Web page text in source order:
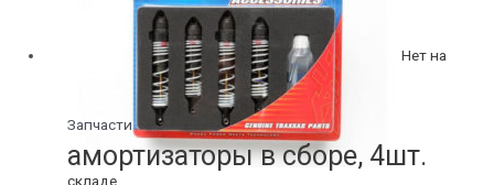
Нет на
складе
Запчасти
амортизаторы в сборе, 4шт.